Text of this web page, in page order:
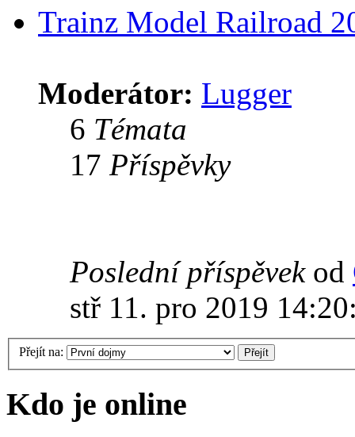
Trainz Model Railroad
Moderátor: Lugger
6 Témata
17 Příspěvky
Poslední příspěvekod
stř 11. pro 2019
Přejít na:
Kdo je online